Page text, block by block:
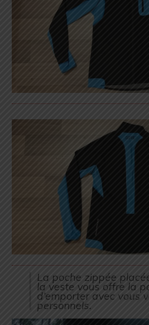
La poche zippée
la veste vous offre la
d’emporter avec vous
personnels.